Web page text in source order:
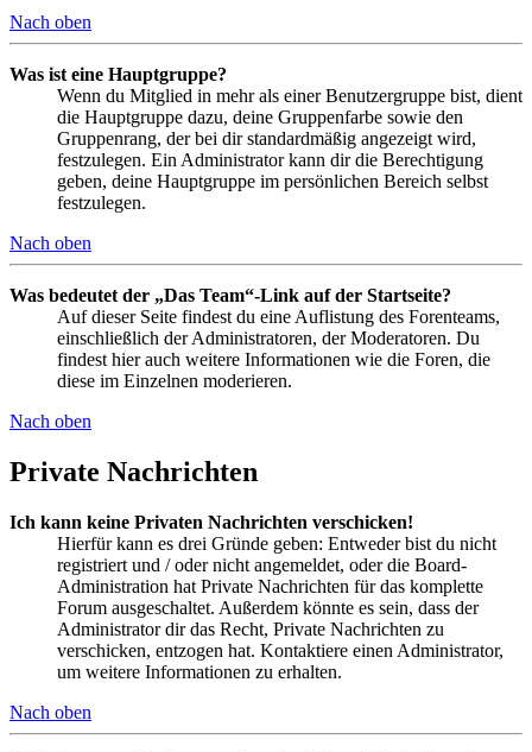
Nach oben
Was ist eine Hauptgruppe?
Wenn du Mitglied in mehr als einer Benutzergruppe bist, dient
die Hauptgruppe dazu, deine Gruppenfarbe sowie den
Gruppenrang, der bei dir standardmäßig angezeigt wird,
festzulegen. Ein Administrator kann dir die Berechtigung
geben, deine Hauptgruppe im persönlichen Bereich selbst
festzulegen.
Nach oben
Was bedeutet der „Das Team“-Link auf der Startseite?
Auf dieser Seite findest du eine Auflistung des Forenteams,
einschließlich der Administratoren, der Moderatoren. Du
findest hier auch weitere Informationen wie die Foren, die
diese im Einzelnen moderieren.
Nach oben
Private Nachrichten
Ich kann keine Privaten Nachrichten verschicken!
Hierfür kann es drei Gründe geben: Entweder bist du nicht
registriert und / oder nicht angemeldet, oder die Board-
Administration hat Private Nachrichten für das komplette
Forum ausgeschaltet. Außerdem könnte es sein, dass der
Administrator dir das Recht, Private Nachrichten zu
verschicken, entzogen hat. Kontaktiere einen Administrator,
um weitere Informationen zu erhalten.
Nach oben